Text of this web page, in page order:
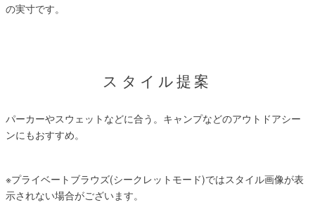
の実寸です。
スタイル提案
パーカーやスウェットなどに合う。キャンプなどのアウトドアシー
ンにもおすすめ。
※プライベートブラウズ(シークレットモード)ではスタイル画像が表
示されない場合がございます。